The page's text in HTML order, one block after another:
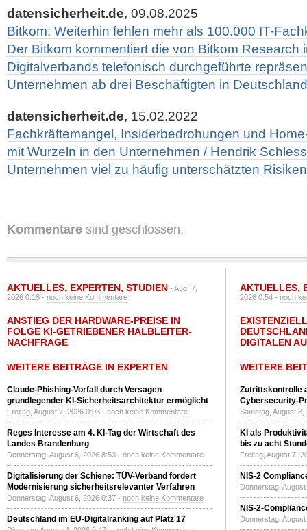
datensicherheit.de, 09.08.2025
Bitkom: Weiterhin fehlen mehr als 100.000 IT-
Der Bitkom kommentiert die von Bitkom Research
Digitalverbands telefonisch durchgeführte
Unternehmen ab drei Beschäftigten in Deutschland
datensicherheit.de, 15.02.2022
Fachkräftemangel, Insiderbedrohungen und
mit Wurzeln in den Unternehmen / Hendrik
Unternehmen viel zu häufig unterschätzten Risiken
Kommentare sind geschlossen.
AKTUELLES, EXPERTEN, STUDIEN - Aug. 7,
2026 0:18 -noch keine Kommentare
ANSTIEG DER HARDWARE-PREISE IN
FOLGE KI-GETRIEBENER HALBLEITER-
NACHFRAGE
WEITERE BEITRÄGE IN EXPERTEN
Claude-Phishing-Vorfall durch Versagen
grundlegender KI-Sicherheitsarchitektur ermöglicht
Freitag, August 7, 2026 0:03 - noch keine Kommentare
Reges Interesse am 4. KI-Tag der Wirtschaft des
Landes Brandenburg
Donnerstag, August 6, 2026 8:53 - noch keine Kommentare
Digitalisierung der Schiene: TÜV-Verband fordert
Modernisierung sicherheitsrelevanter Verfahren
Donnerstag, August 6, 2026 0:37 - noch keine Kommentare
Deutschland im EU-Digitalranking auf Platz 17
AKTUELLES,
2026 0:54 -noch
DIGITALEN
WEITERE
Zutrittskontrolle
Cybersecurity-
Samstag, August
KI als
bis zu acht
Freitag, August 7,
NIS-2
Donnerstag,
NIS-2-
Donnerstag,